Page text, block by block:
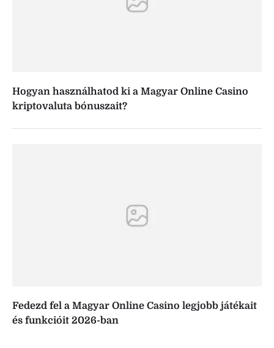
Hogyan használhatod ki a Magyar Online Casino
kriptovaluta bónuszait?
Fedezd fel a Magyar Online Casino legjobb játékait
és funkcióit 2026-ban